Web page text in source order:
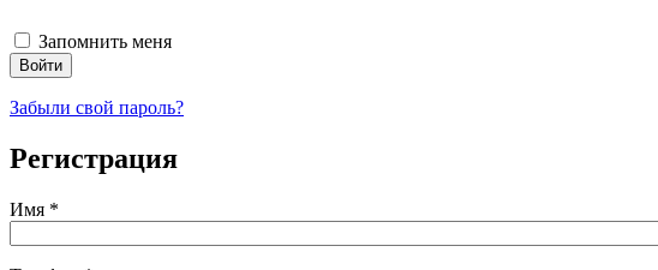
Запомнить меня
Войти
Забыли свой пароль?
Регистрация
Имя *